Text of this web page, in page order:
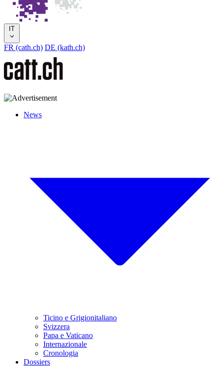
IT
FR (cath.ch) DE (kath.ch)
News
Ticino e Grigionitaliano
Svizzera
Papa e Vaticano
Internazionale
Cronologia
Dossiers